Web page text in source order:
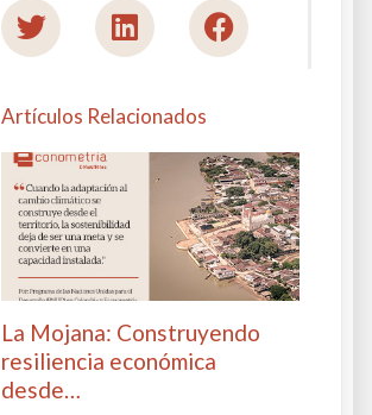
Artículos Relacionados
La Mojana: Construyendo
resiliencia económica
desde…